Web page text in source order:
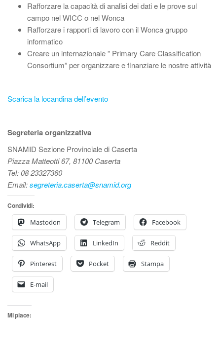
Rafforzare la capacità di analisi dei dati e le prove sul
campo nel WICC o nel Wonca
Rafforzare i rapporti di lavoro con il Wonca gruppo
informatico
Creare un internazionale ” Primary Care Classification
Consortium” per organizzare e finanziare le nostre attività
Scarica la locandina dell’evento
Segreteria organizzativa
SNAMID Sezione Provinciale di Caserta
Piazza Matteotti 67, 81100 Caserta
Tel: 08 23327360
Email:segreteria.caserta@snamid.org
Condividi:
Mastodon
Telegram Facebook
WhatsApp LinkedIn Reddit
Pinterest Pocket Stampa
E-mail
Mi piace: